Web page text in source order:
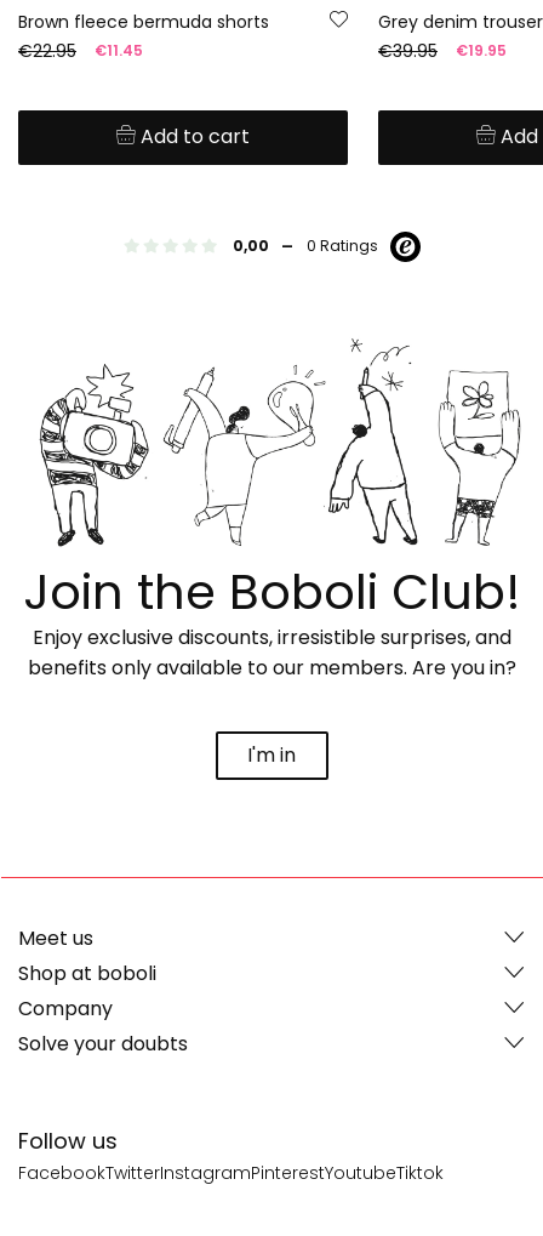
Brown fleece bermuda shorts
€22.95
€11.45
Add to cart
Grey denim
€39.95
€19.95
0,00 - 0 Ratings
Join the Boboli Club!
Enjoy exclusive discounts, irresistible surprises, and
benefits only available to our members. Are you in?
I'm in
Follow us
FacebookTwitterInstagramPinterestYoutubeTiktok
Meet us
Shop at boboli
Company
Solve your doubts